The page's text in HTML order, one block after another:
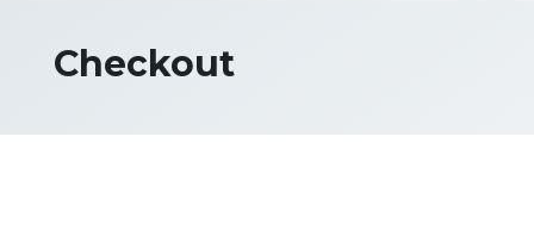
Checkout